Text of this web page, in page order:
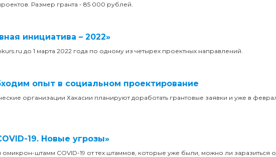
Размер гранта - 85 000 рублей.
инициатива – 2022»
до 1 марта 2022 года по одному из четырех проектных направлений.
опыт в социальном проектирование
организации Хакасии планируют доработать грантовые заявки и уже в
19. Новые угрозы»
омикрон-штамм COVID-19 от тех штаммов, которые уже были, можно ли заразиться